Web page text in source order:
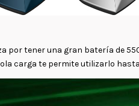
por tener una gran batería de
carga te permite utilizarlo